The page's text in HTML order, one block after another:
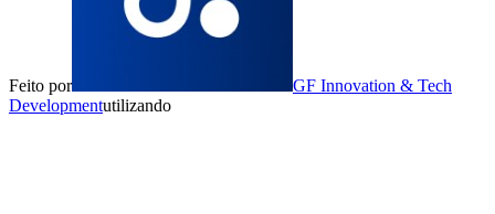
Feito por
GF Innovation & Tech
Developmentutilizando